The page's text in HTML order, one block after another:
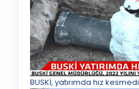
BUSKİ, yatırımda hız kesmedi